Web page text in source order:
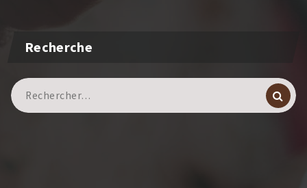
Recherche
Recherche
pour :